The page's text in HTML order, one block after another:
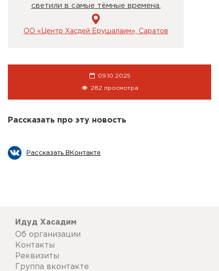
светили в самые тёмные времена.
ОО «Центр Хасдей Ерушалаим», Саратов
09.10.2025
282 просмотра
Рассказать про эту новость
Рассказать ВКонтакте
Идуд Хасадим
Об организации
Контакты
Реквизиты
Группа вконтакте